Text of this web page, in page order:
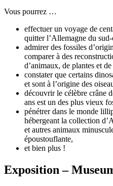
Vous pourrez …
effectuer un voyage de
quitter l’Allemagne du sud-
admirer des fossiles
comparer à des
d’animaux, de plantes et
constater que certains
et sont à l’origine des
découvrir le célèbre crâne
ans est un des plus vieux
pénétrer dans le monde
hébergeant la collection
et autres animaux
époustouflante,
et bien plus !
Exposition –